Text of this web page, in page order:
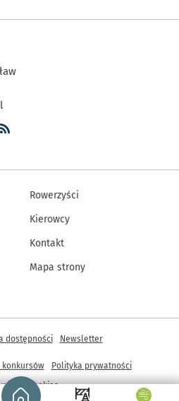
Strona główna - wroclaw.pl
Rowerzyści
Kierowcy
Kontakt
Mapa strony
dostępności Newsletter
konkursów
Polityka prywatności
cookies